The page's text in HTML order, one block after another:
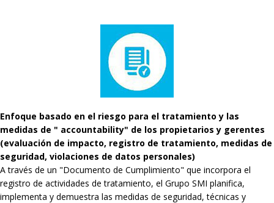
Enfoque basado en el riesgo para el tratamiento y las
medidas de " accountability" de los propietarios y gerentes
(evaluación de impacto, registro de tratamiento, medidas de
seguridad, violaciones de datos personales)
A través de un "Documento de Cumplimiento" que incorpora el
registro de actividades de tratamiento, el Grupo SMI planifica,
implementa y demuestra las medidas de seguridad, técnicas y